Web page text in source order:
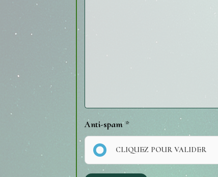
Anti-spam
CLIQUEZ POUR VALIDER